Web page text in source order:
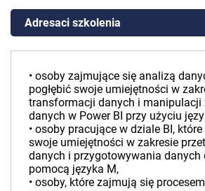
Adresaci szkolenia
• osoby zajmujące się analizą
pogłębić swoje umiejętności w
transformacji danych i manipulacji
danych w Power BI przy użyciu
• osoby pracujące w dziale BI,
swoje umiejętności w zakresie
danych i przygotowywania danych
pomocą języka M,
• osoby, które zajmują się